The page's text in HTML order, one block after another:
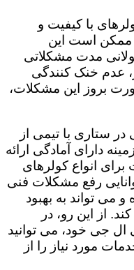
با کیفیت و
ممکن است این
مدت مشکلاتی
عدم خنک کنندگی
بروز این مشکلات،
ستاری با تیمی از
دارای آمادگی ارائه
انواع کولرهای
رفع مشکلات فنی
و می تواند به بهبود
از این رو، در
جی خود، می توانید
مورد نیاز را از